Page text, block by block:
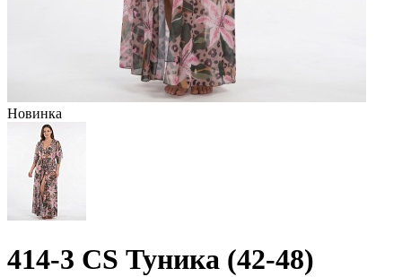
Новинка
414-3 CS Туника (42-48)